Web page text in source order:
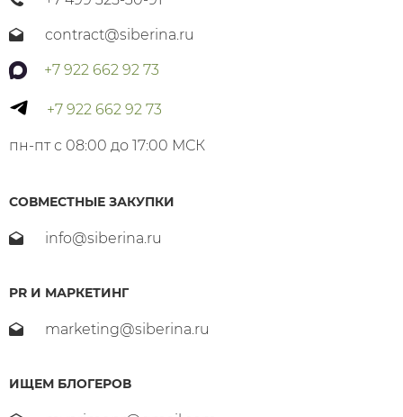
contract@siberina.ru
+7 922 662 92 73
+7 922 662 92 73
пн-пт с 08:00 до 17:00 МСК
СОВМЕСТНЫЕ ЗАКУПКИ
info@siberina.ru
PR И МАРКЕТИНГ
marketing@siberina.ru
ИЩЕМ БЛОГЕРОВ